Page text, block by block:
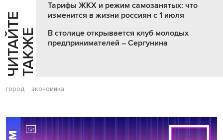
Ч
И
Т
АЙ
Т
Е
Т
А
К
ЖЕ
Тарифы ЖКХ и режим самозанятых: что
изменится в жизни россиян с 1 июля
В столице открывается клуб молодых
предпринимателей – Сергунина
город экономика